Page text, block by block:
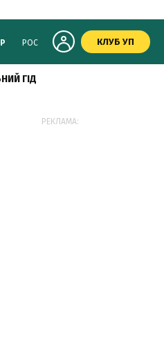
РОС КЛУБ УП
ГІД
РЕКЛАМА: